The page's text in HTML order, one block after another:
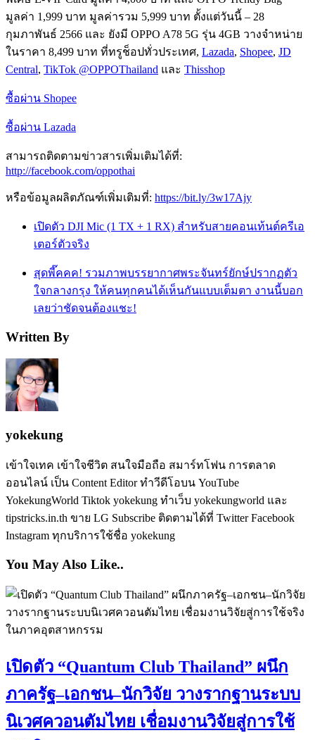
มูลค่า 1,999 บาท มูลค่ารวม 5,999 บาท ตั้งแต่วันนี้ – 28
กุมภาพันธ์ 2566 และ ยังมี OPPO A78 5G รุ่น 4GB วางจำหน่าย
ในราคา 8,499 บาท ที่ทรูช็อปทั่วประเทศ, Lazada, Shopee, JD
Central, TikTok @OPPOThailand และ Thisshop
ซื้อผ่าน Shopee
ซื้อผ่าน Lazada
สามารถติดตามข่าวสารเพิ่มเติมได้ที่:
http://facebook.com/oppothai
หรือข้อมูลผลิตภัณฑ์เพิ่มเติมที่: https://bit.ly/3w17Ajy
เปิดตัว DJI Mic (1 TX + 1 RX) สำหรับสายคอนเท้นต์ครีเอ
เตอร์ตัวจริง
สุดพี๊คคค! รวมภาพบรรยากาศพระจันทร์ยักษ์ปรากฏตัว
ใจกลางกรุง ให้คนทุกคนได้เห็นกันแบบเต็มตา งานนี้บอก
เลยว่าชัดจนต้องแชะ!
Written By
yokekung
เข้าใจเทค เข้าใจชีวิต สนใจมือถือ สมาร์ทโฟน การตลาด
ออนไลน์ เป็น Content Editor ทำวีดีโอบน YouTube
YokekungWorld Tiktok yokekung ทำเว็บ yokekungworld และ
tipstricks.in.th ขาย LG Subscribe ติดตามได้ที่ Twitter Facebook
Instagram ทุกบริการใช้ชื่อ yokekung
You May Also Like..
เปิดตัว “Quantum Club Thailand” ผนึก
ภาครัฐ–เอกชน–นักวิจัย วางรากฐานระบบ
นิเวศควอนตัมไทย เชื่อมงานวิจัยสู่การใช้